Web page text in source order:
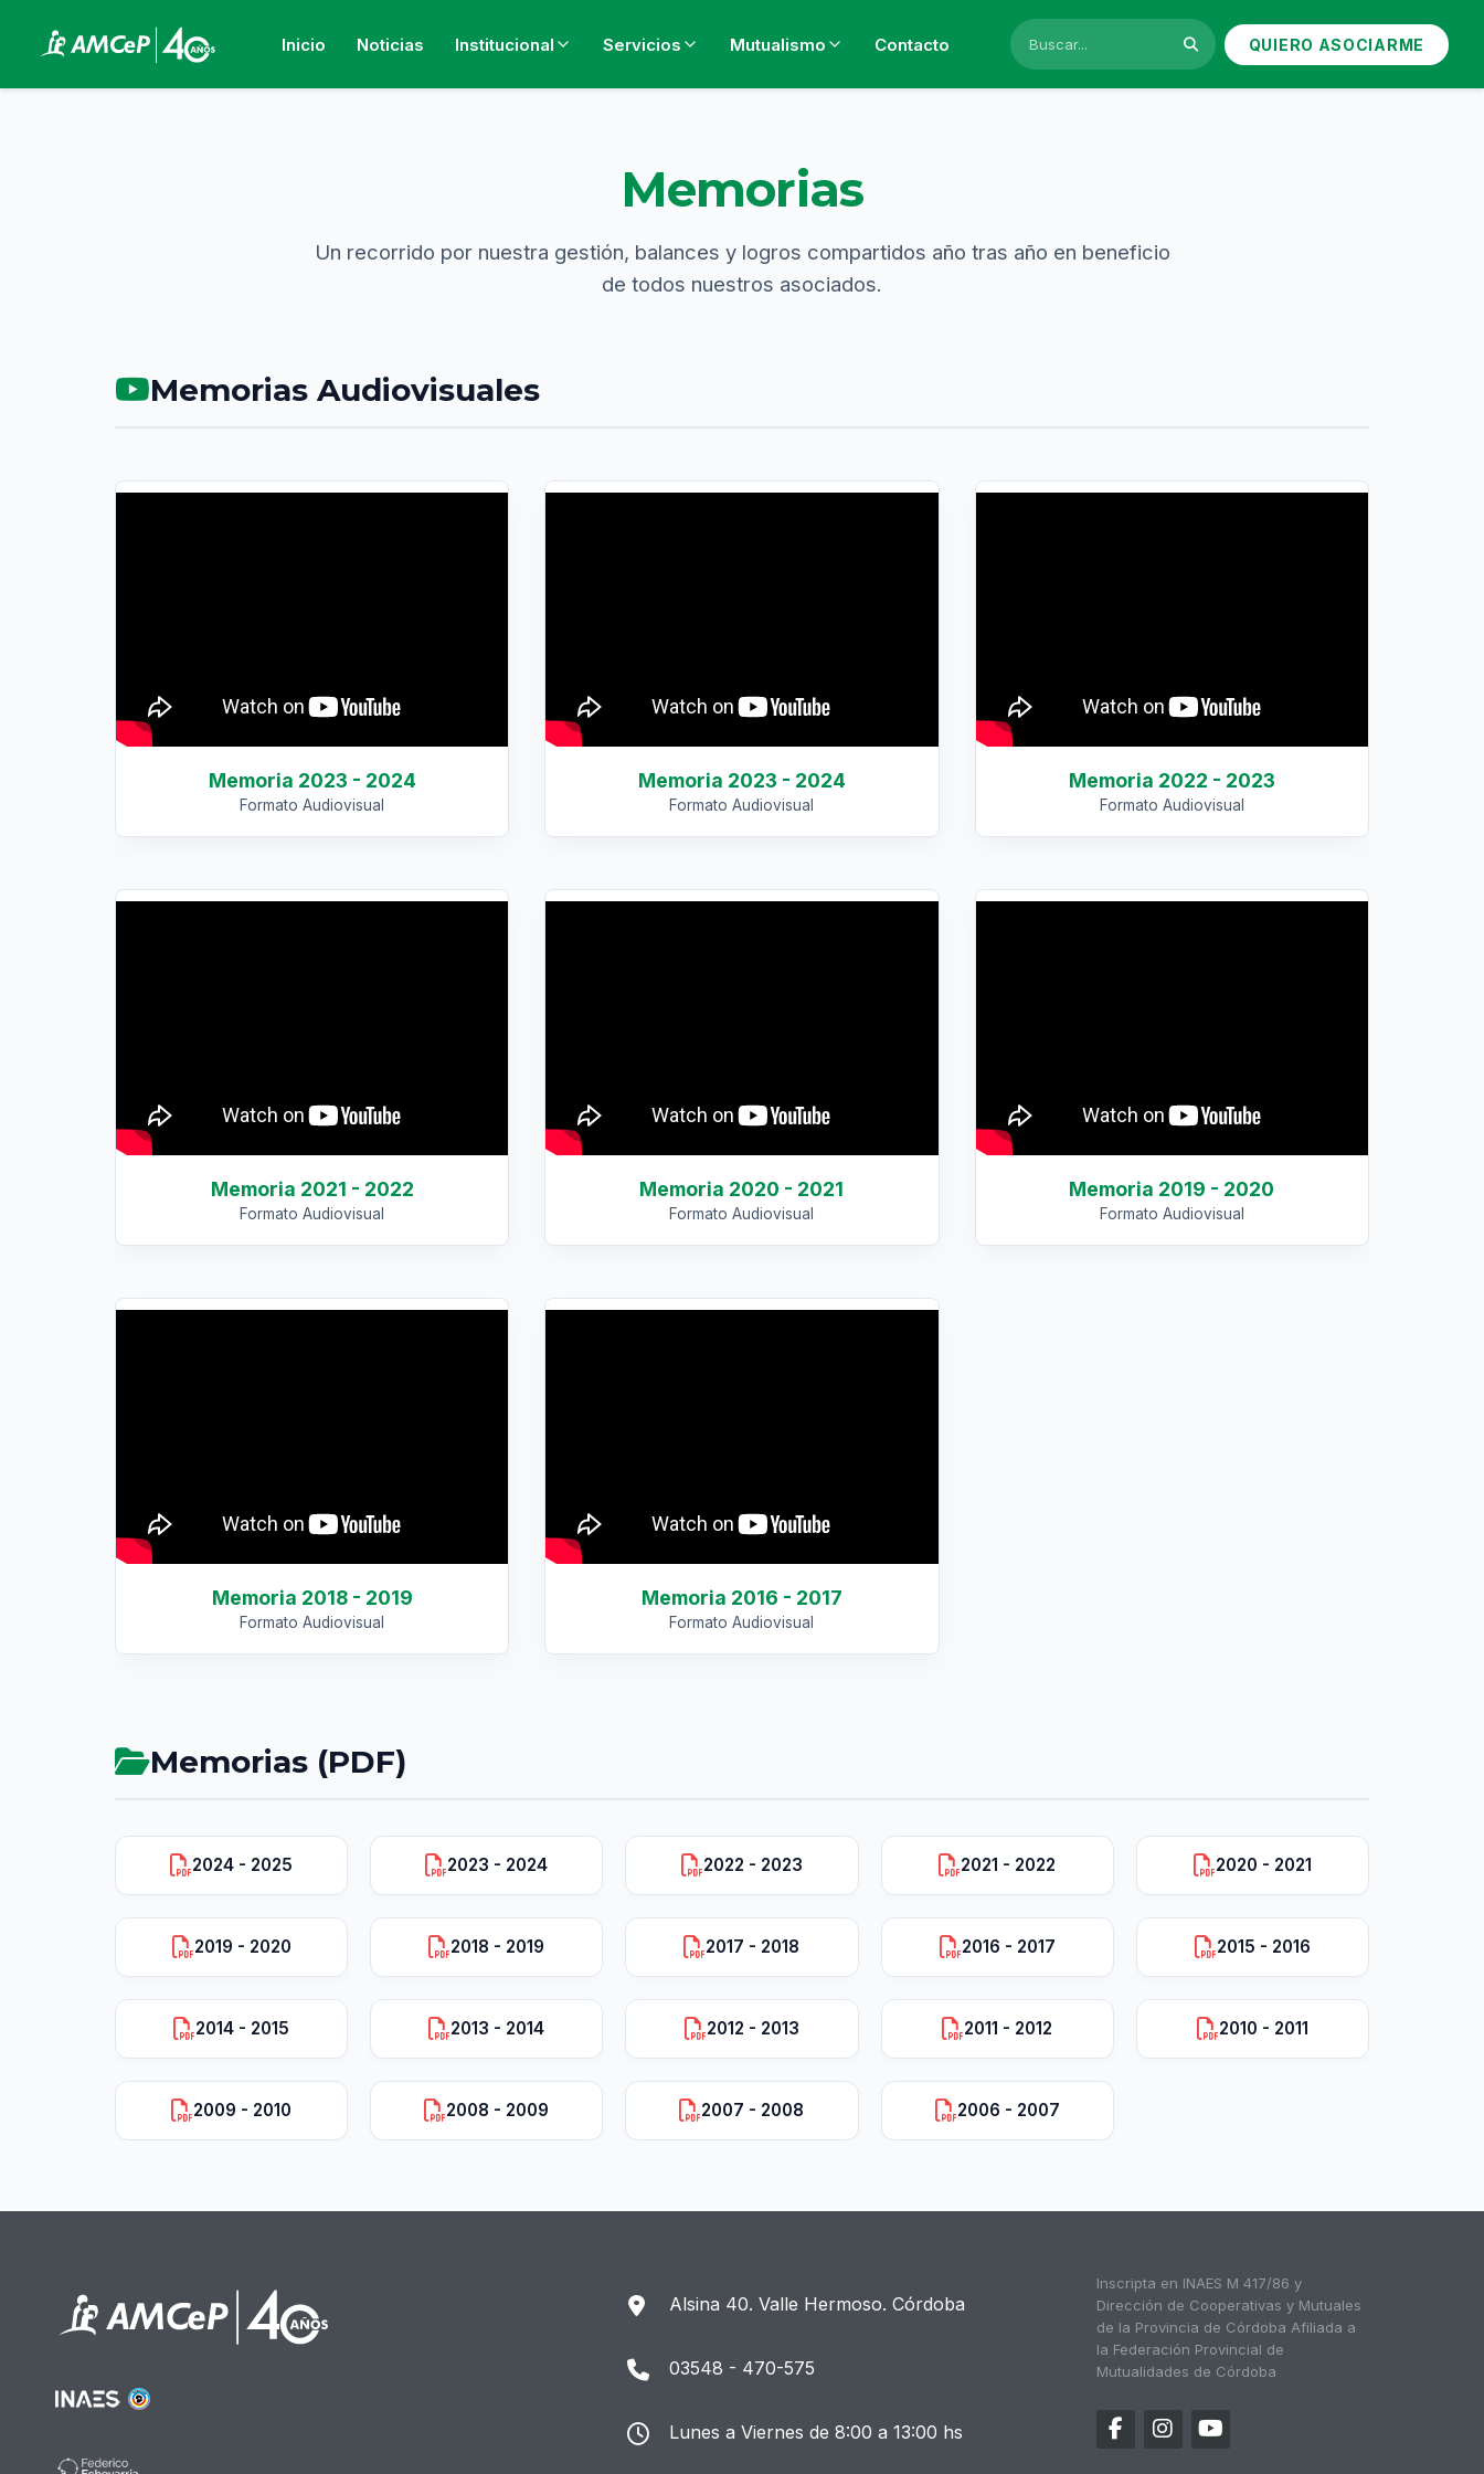
Inicio Noticias Institucional Servicios Mutualismo Contacto QUIERO ASOCIARME
Memorias
Un recorrido por nuestra gestión, balances y logros compartidos año tras año en beneficio
de todos nuestros asociados.
Memorias Audiovisuales
Memoria 2023 - 2024
Formato Audiovisual
Memoria 2023 - 2024
Formato Audiovisual
Memoria 2022 - 2023
Formato Audiovisual
Memoria 2021 - 2022
Formato Audiovisual
Memoria 2020 - 2021
Formato Audiovisual
Memoria 2019 - 2020
Formato Audiovisual
Memoria 2018 - 2019
Formato Audiovisual
Memoria 2016 - 2017
Formato Audiovisual
Memorias (PDF)
2024 - 2025 2023 - 2024 2022 - 2023 2021 - 2022 2020 - 2021
2019 - 2020 2018 - 2019 2017 - 2018 2016 - 2017 2015 - 2016
2014 - 2015 2013 - 2014 2012 - 2013 2011 - 2012 2010 - 2011
2009 - 2010 2008 - 2009 2007 - 2008 2006 - 2007
Alsina 40. Valle Hermoso. Córdoba
03548 - 470-575
Lunes a Viernes de 8:00 a 13:00 hs
Inscripta en INAES M 417/86 y
Dirección de Cooperativas y Mutuales
de la Provincia de Córdoba Afiliada a
la Federación Provincial de
Mutualidades de Córdoba